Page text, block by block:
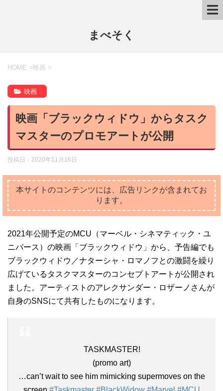
まべそく
HOME > 映画 >
映画
映画「ブラックウィドウ」からタスク
マスターのプロモアートが公開
投稿日： 2020年11月16日
本サイトのコンテンツには、広告リンクが含まれてお
ります。
2021年公開予定のMCU（マーベル・シネマティック・ユ
ニバース）の映画「ブラックウィドウ」から、予告編でも
ブラックウィドウ／ナターシャ・ロマノフとの激闘を繰り
広げているタスクマスターのコンセプトアートが公開され
ました。アーティストのアレクサンダー・ロザーノさんが
自身のSNSにて共有したものになります。
TASKMASTER!
(promo art)
…can’t wait to see him mimicking supermoves on the